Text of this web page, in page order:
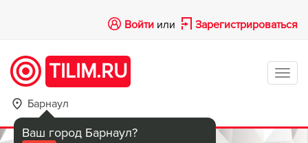
Войти или Зарегистрироваться
TILIM.RU
Барнаул
Ваш город Барнаул?